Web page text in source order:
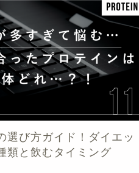
選び方ガイド！ダイエッ
類と飲むタイミング